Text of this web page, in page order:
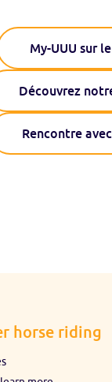
My-UUU sur
Découvrez
Rencontre
horse riding